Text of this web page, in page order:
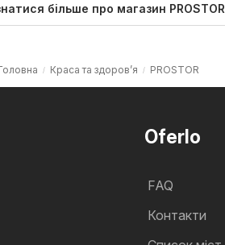
більше про магазин PROSTOR
Краса та здоров’я PROSTOR
Oferlo
FAQ
Контакти